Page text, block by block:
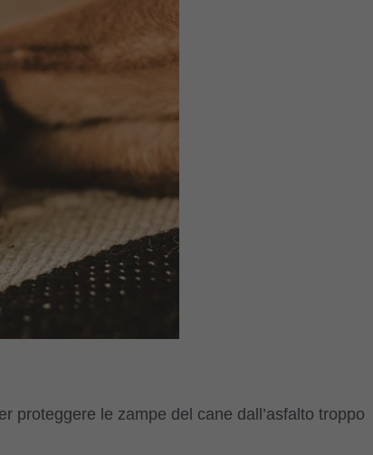
proteggere le zampe del cane dall’asfalto troppo